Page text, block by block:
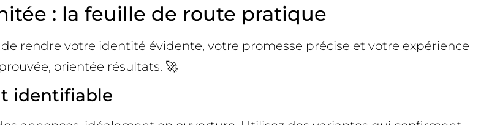
: la feuille de route pratique
rendre votre identité évidente, votre promesse précise et votre expérience
orientée résultats. 🚀
identifiable